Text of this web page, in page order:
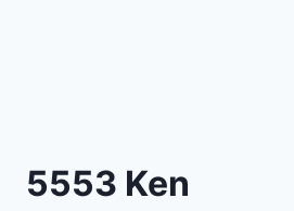
5553 Ken